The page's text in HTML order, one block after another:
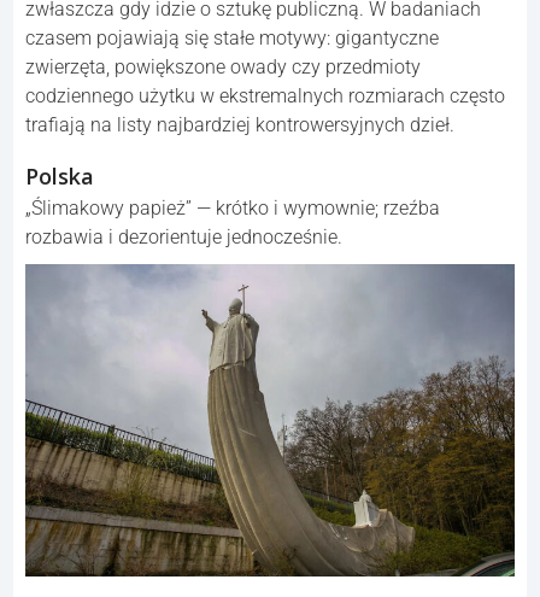
zwłaszcza gdy idzie o sztukę publiczną. W badaniach
czasem pojawiają się stałe motywy: gigantyczne
zwierzęta, powiększone owady czy przedmioty
codziennego użytku w ekstremalnych rozmiarach często
trafiają na listy najbardziej kontrowersyjnych dzieł.
Polska
„Ślimakowy papież” — krótko i wymownie; rzeźba
rozbawia i dezorientuje jednocześnie.